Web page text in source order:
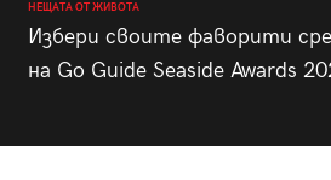
НЕЩАТА ОТ ЖИВОТА
Избери своите фаворити
на Go Guide Seaside Awards